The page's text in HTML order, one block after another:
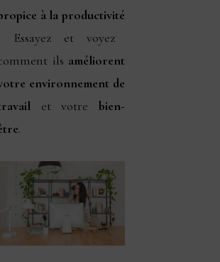
à la productivité
Essayez et voyez
ils améliorent
environnement de
et votre bien-
.